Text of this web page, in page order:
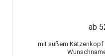
ab
mit süßem